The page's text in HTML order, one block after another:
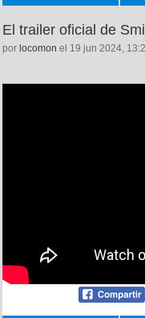
El trailer oficial de
por locomon el 19 jun 2024,